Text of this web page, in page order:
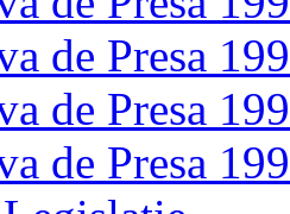
de Presa
de Presa
de Presa